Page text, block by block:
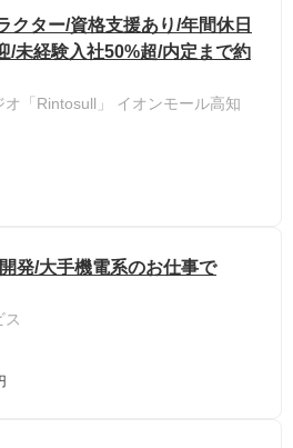
クター/資格支援あり/年間休日
/未経験入社50%超/内定まで約
「Rintosull」 イオンモール高知
発/大手機電系のお仕事で